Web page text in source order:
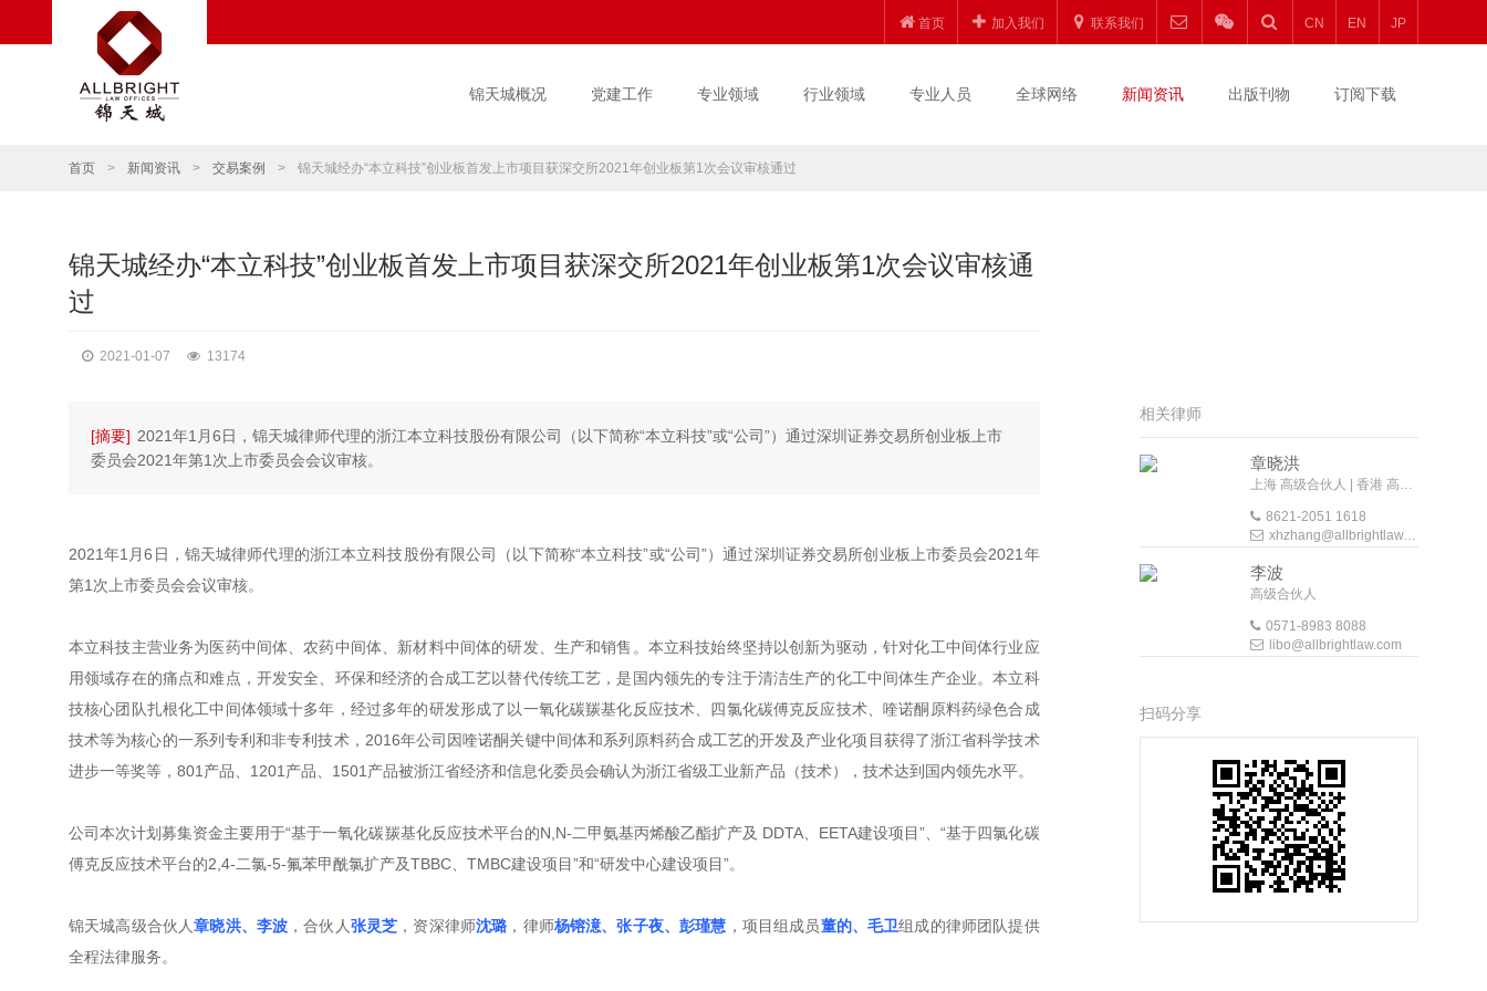
首页 加入我们 联系我们 CN EN JP
锦天城概况 党建工作 专业领域 行业领域 专业人员 全球网络 新闻资讯 出版刊物 订阅下载
首页 > 新闻资讯 > 交易案例 > 锦天城经办“本立科技”创业板首发上市项目获深交所2021年创业板第1次会议审核通过
锦天城经办“本立科技”创业板首发上市项目获深交所2021年创业板第1次会议审核通
过
2021-01-07 13174
[摘要] 2021年1月6日，锦天城律师代理的浙江本立科技股份有限公司（以下简称“本立科技”或“公司”）通过深圳证券交易所创业板上市
委员会2021年第1次上市委员会会议审核。
2021年1月6日，锦天城律师代理的浙江本立科技股份有限公司（以下简称“本立科技”或“公司”）通过深圳证券交易所创业板上市委员会2021年
第1次上市委员会会议审核。
本立科技主营业务为医药中间体、农药中间体、新材料中间体的研发、生产和销售。本立科技始终坚持以创新为驱动，针对化工中间体行业应
用领域存在的痛点和难点，开发安全、环保和经济的合成工艺以替代传统工艺，是国内领先的专注于清洁生产的化工中间体生产企业。本立科
技核心团队扎根化工中间体领域十多年，经过多年的研发形成了以一氧化碳羰基化反应技术、四氯化碳傅克反应技术、喹诺酮原料药绿色合成
技术等为核心的一系列专利和非专利技术，2016年公司因喹诺酮关键中间体和系列原料药合成工艺的开发及产业化项目获得了浙江省科学技术
进步一等奖等，801产品、1201产品、1501产品被浙江省经济和信息化委员会确认为浙江省级工业新产品（技术），技术达到国内领先水平。
公司本次计划募集资金主要用于“基于一氧化碳羰基化反应技术平台的N,N-二甲氨基丙烯酸乙酯扩产及 DDTA、EETA建设项目”、“基于四氯化碳
傅克反应技术平台的2,4-二氯-5-氟苯甲酰氯扩产及TBBC、TMBC建设项目”和“研发中心建设项目”。
锦天城高级合伙人章晓洪、李波 ，合伙人张灵芝 ，资深律师沈璐 ，律师杨镕澺、张子夜、彭瑾慧 ，项目组成员董的、毛卫组成的律师团队提供
全程法律服务。
相关律师
章晓洪
上海 高级合伙人 | 香港 高级外地法律顾问
8621-2051 1618
xhzhang@allbrightlaw.com
李波
高级合伙人
0571-8983 8088
libo@allbrightlaw.com
扫码分享